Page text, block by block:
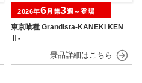
東京喰種 Grandista-KANEKI KEN
Ⅱ-
2026年6月第3週～登場